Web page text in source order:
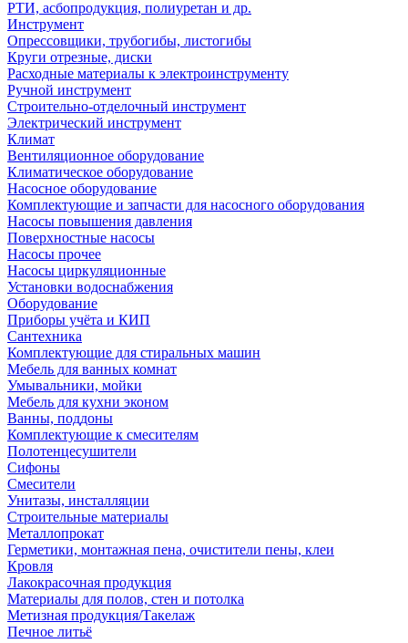
РТИ, асбопродукция, полиуретан и др.
Инструмент
Опрессовщики, трубогибы, листогибы
Круги отрезные, диски
Расходные материалы к электроинструменту
Ручной инструмент
Строительно-отделочный инструмент
Электрический инструмент
Климат
Вентиляционное оборудование
Климатическое оборудование
Насосное оборудование
Комплектующие и запчасти для насосного оборудования
Насосы повышения давления
Поверхностные насосы
Насосы прочее
Насосы циркуляционные
Установки водоснабжения
Оборудование
Приборы учёта и КИП
Сантехника
Комплектующие для стиральных машин
Мебель для ванных комнат
Умывальники, мойки
Мебель для кухни эконом
Ванны, поддоны
Комплектующие к смесителям
Полотенцесушители
Сифоны
Смесители
Унитазы, инсталляции
Строительные материалы
Металлопрокат
Герметики, монтажная пена, очистители пены, клеи
Кровля
Лакокрасочная продукция
Материалы для полов, стен и потолка
Метизная продукция/Такелаж
Печное литьё